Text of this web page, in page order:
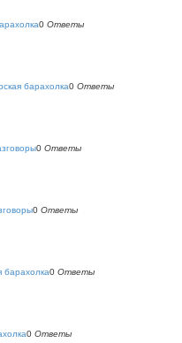
0 Ответы
барахолка0 Ответы
0 Ответы
0 Ответы
барахолка0 Ответы
0 Ответы